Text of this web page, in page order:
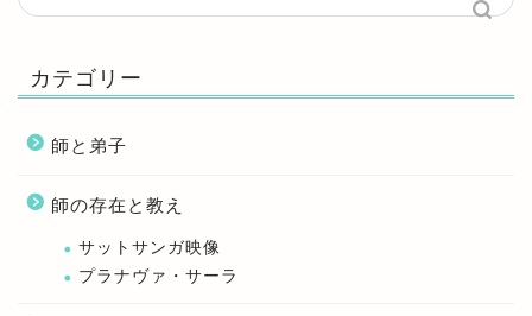
カテゴリー
師と弟子
師の存在と教え
サットサンガ映像
プラナヴァ・サーラ